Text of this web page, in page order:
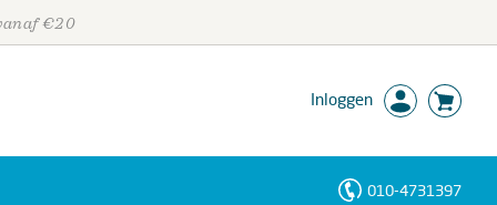
€20
Inloggen
010-4731397